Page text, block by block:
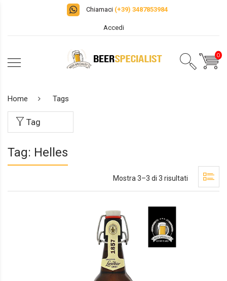
Chiamaci (+39) 3487853984
Accedi
0
Home Tags
Tag
Tag: Helles
Mostra 3–3 di 3 risultati